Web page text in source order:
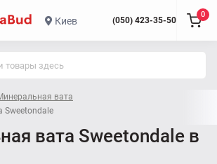
Киев (050) 423-35-50
0
вата
Sweetondale
вата Sweetondale в